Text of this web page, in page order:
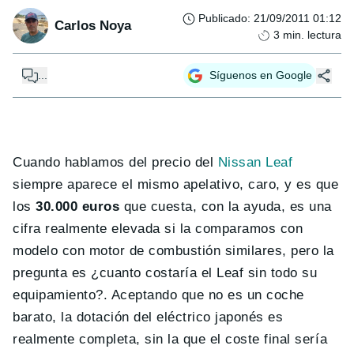
Carlos Noya Publicado: 21/09/2011 01:12
3 min. lectura
Síguenos en Google
Cuando hablamos del precio del Nissan Leaf
siempre aparece el mismo apelativo, caro, y es que
los30.000 euros que cuesta, con la ayuda, es una
cifra realmente elevada si la comparamos con
modelo con motor de combustión similares, pero la
pregunta es ¿cuanto costaría el Leaf sin todo su
equipamiento?. Aceptando que no es un coche
barato, la dotación del eléctrico japonés es
realmente completa, sin la que el coste final sería